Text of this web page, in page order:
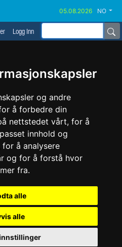
og andre
å forbedre din
nettstedet vårt, for å
innhold og
for å analysere
og for å forstå hvor
fra.
alle
alle
NO
Logg Inn